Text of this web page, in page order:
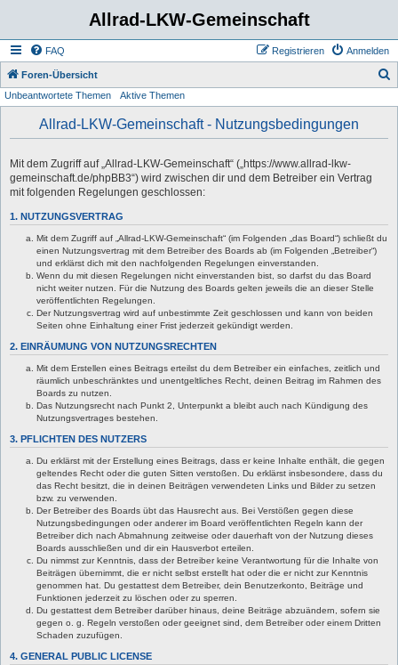
Allrad-LKW-Gemeinschaft
FAQ Anmelden
Registrieren
Foren-Übersicht
Unbeantwortete Themen Aktive Themen
Allrad-LKW-Gemeinschaft - Nutzungsbedingungen
Mit dem Zugriff auf „Allrad-LKW-Gemeinschaft“ („https://www.allrad-lkw-
gemeinschaft.de/phpBB3“) wird zwischen dir und dem Betreiber ein Vertrag
mit folgenden Regelungen geschlossen:
1. NUTZUNGSVERTRAG
Mit dem Zugriff auf „Allrad-LKW-Gemeinschaft“ (im Folgenden „das Board“) schließt du
einen Nutzungsvertrag mit dem Betreiber des Boards ab (im Folgenden „Betreiber“)
und erklärst dich mit den nachfolgenden Regelungen einverstanden.
Wenn du mit diesen Regelungen nicht einverstanden bist, so darfst du das Board
nicht weiter nutzen. Für die Nutzung des Boards gelten jeweils die an dieser Stelle
veröffentlichten Regelungen.
Der Nutzungsvertrag wird auf unbestimmte Zeit geschlossen und kann von beiden
Seiten ohne Einhaltung einer Frist jederzeit gekündigt werden.
2. EINRÄUMUNG VON NUTZUNGSRECHTEN
Mit dem Erstellen eines Beitrags erteilst du dem Betreiber ein einfaches, zeitlich und
räumlich unbeschränktes und unentgeltliches Recht, deinen Beitrag im Rahmen des
Boards zu nutzen.
Das Nutzungsrecht nach Punkt 2, Unterpunkt a bleibt auch nach Kündigung des
Nutzungsvertrages bestehen.
3. PFLICHTEN DES NUTZERS
Du erklärst mit der Erstellung eines Beitrags, dass er keine Inhalte enthält, die gegen
geltendes Recht oder die guten Sitten verstoßen. Du erklärst insbesondere, dass du
das Recht besitzt, die in deinen Beiträgen verwendeten Links und Bilder zu setzen
bzw. zu verwenden.
Der Betreiber des Boards übt das Hausrecht aus. Bei Verstößen gegen diese
Nutzungsbedingungen oder anderer im Board veröffentlichten Regeln kann der
Betreiber dich nach Abmahnung zeitweise oder dauerhaft von der Nutzung dieses
Boards ausschließen und dir ein Hausverbot erteilen.
Du nimmst zur Kenntnis, dass der Betreiber keine Verantwortung für die Inhalte von
Beiträgen übernimmt, die er nicht selbst erstellt hat oder die er nicht zur Kenntnis
genommen hat. Du gestattest dem Betreiber, dein Benutzerkonto, Beiträge und
Funktionen jederzeit zu löschen oder zu sperren.
Du gestattest dem Betreiber darüber hinaus, deine Beiträge abzuändern, sofern sie
gegen o. g. Regeln verstoßen oder geeignet sind, dem Betreiber oder einem Dritten
Schaden zuzufügen.
4. GENERAL PUBLIC LICENSE